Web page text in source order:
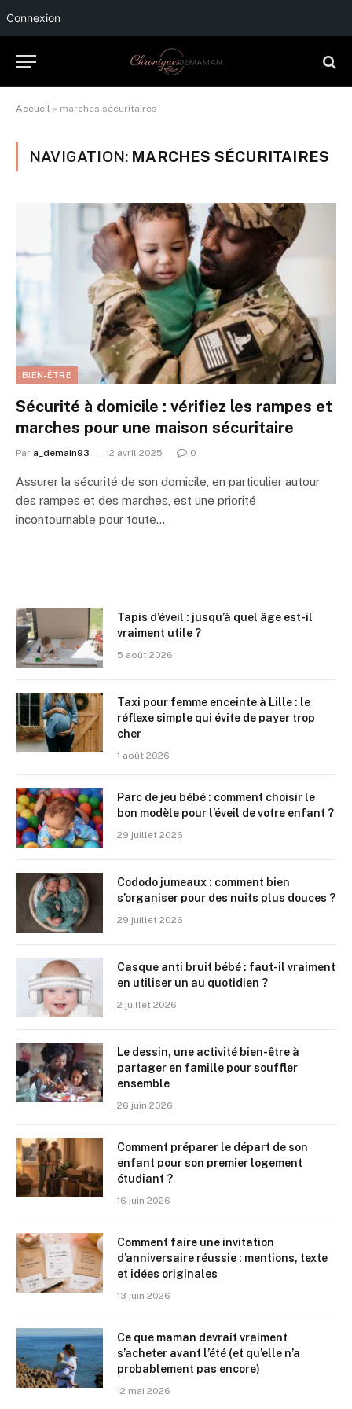
Connexion
Accueil » marches sécuritaires
NAVIGATION: MARCHES SÉCURITAIRES
BIEN-ÊTRE
Sécurité à domicile : vérifiez les rampes et
marches pour une maison sécuritaire
Par a_demain93 12 avril 2025 0
Assurer la sécurité de son domicile, en particulier autour
des rampes et des marches, est une priorité
incontournable pour toute…
Tapis d’éveil : jusqu’à quel âge est-il
vraiment utile ?
5 août 2026
Taxi pour femme enceinte à Lille : le
réflexe simple qui évite de payer trop
cher
1 août 2026
Parc de jeu bébé : comment choisir le
bon modèle pour l’éveil de votre enfant ?
29 juillet 2026
Cododo jumeaux : comment bien
s’organiser pour des nuits plus douces ?
29 juillet 2026
Casque anti bruit bébé : faut-il vraiment
en utiliser un au quotidien ?
2 juillet 2026
Le dessin, une activité bien-être à
partager en famille pour souffler
ensemble
26 juin 2026
Comment préparer le départ de son
enfant pour son premier logement
étudiant ?
16 juin 2026
Comment faire une invitation
d’anniversaire réussie : mentions, texte
et idées originales
13 juin 2026
Ce que maman devrait vraiment
s’acheter avant l’été (et qu’elle n’a
probablement pas encore)
12 mai 2026